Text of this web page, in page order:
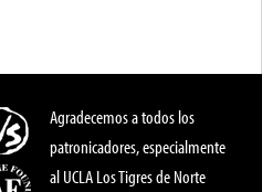
Agradecemos a todos los
patronicadores, especialmente
al UCLA Los Tigres de Norte